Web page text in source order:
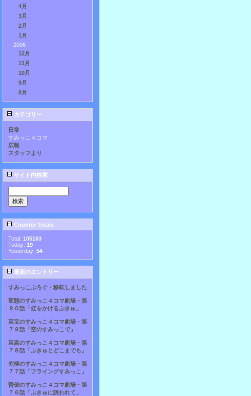
4月
3月
2月
1月
2006
12月
11月
10月
9月
8月
カテゴリー
日常
すみっこ４コマ
広報
スタッフより
サイト内検索
Counter Totals
Total: 105163
Today: 19
Yesterday: 54
最新のエントリー
すみっこぶろぐ・移転しました
変態のすみっこ４コマ劇場・第
８０話「虹をかけるぷきゅ」
至宝のすみっこ４コマ劇場・第
７９話「空のすみっこで」
至高のすみっこ４コマ劇場・第
７８話「ぷきゅとどこまでも」
究極のすみっこ４コマ劇場・第
７７話「フライングすみっこ」
昏倒のすみっこ４コマ劇場・第
７６話「ぷきゅに誘われて」